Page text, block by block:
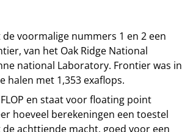
voormalige nummers 1 en 2 een
van het Oak Ridge National
national Laboratory. Frontier was in
halen met 1,353 exaflops.
en staat voor floating point
hoeveel berekeningen een toestel
achttiende macht, goed voor een